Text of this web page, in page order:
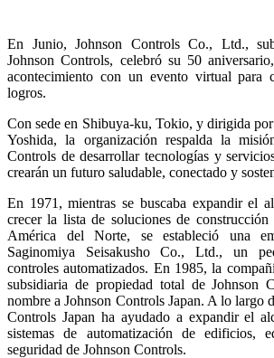
En Junio, Johnson Controls Co., Ltd.,
Johnson Controls, celebró su 50
acontecimiento con un evento virtual para
logros.
Con sede en Shibuya-ku, Tokio, y dirigida
Yoshida, la organización respalda la
Controls de desarrollar tecnologías y
crearán un futuro saludable, conectado y
En 1971, mientras se buscaba expandir el
crecer la lista de soluciones de
América del Norte, se estableció una
Saginomiya Seisakusho Co., Ltd., un
controles automatizados. En 1985, la
subsidiaria de propiedad total de Johnson
nombre a Johnson Controls Japan. A lo largo
Controls Japan ha ayudado a expandir el
sistemas de automatización de edificios,
seguridad de Johnson Controls.